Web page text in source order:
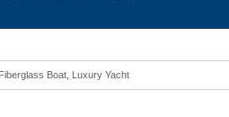
Boat, Luxury Yacht